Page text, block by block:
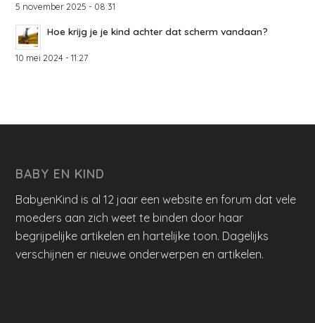
5 november 2025 - 08:31
Hoe krijg je je kind achter dat scherm vandaan?
10 mei 2024 - 11:27
BABY EN KIND
BabyenKind is al 12 jaar een website en forum dat vele
moeders aan zich weet te binden door haar
begrijpelijke artikelen en hartelijke toon. Dagelijks
verschijnen er nieuwe onderwerpen en artikelen.